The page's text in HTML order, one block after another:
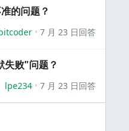
的问题？
7 月 23 日回答
失败"问题？
lpe234 7 月 23 日回答